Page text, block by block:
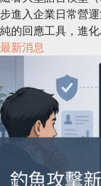
步進入企業日常營
純的回應工具，進
最新消息